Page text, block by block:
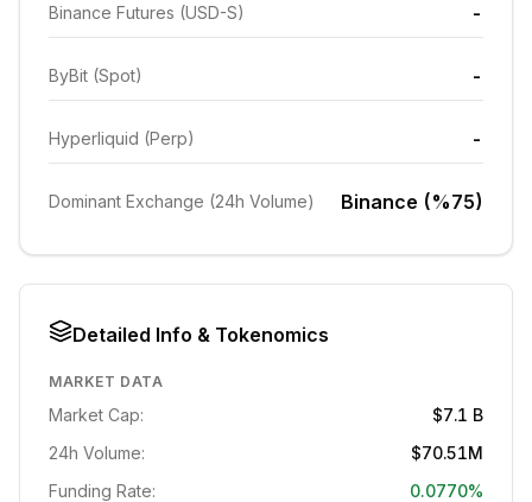
Binance Futures (USD-S) -
ByBit (Spot) -
Hyperliquid (Perp) -
Dominant Exchange (24h Volume) Binance (%75)
Detailed Info & Tokenomics
MARKET DATA
Market Cap:
$7.1 B
24h Volume:
$70.51M
Funding Rate:
0.0770%